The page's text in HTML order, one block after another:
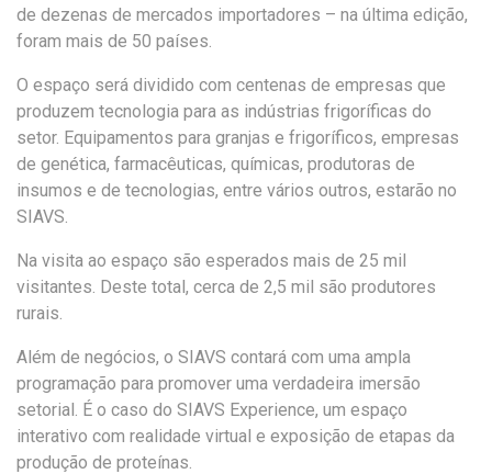
de dezenas de mercados importadores – na última edição,
foram mais de 50 países.
O espaço será dividido com centenas de empresas que
produzem tecnologia para as indústrias frigoríficas do
setor. Equipamentos para granjas e frigoríficos, empresas
de genética, farmacêuticas, químicas, produtoras de
insumos e de tecnologias, entre vários outros, estarão no
SIAVS.
Na visita ao espaço são esperados mais de 25 mil
visitantes. Deste total, cerca de 2,5 mil são produtores
rurais.
Além de negócios, o SIAVS contará com uma ampla
programação para promover uma verdadeira imersão
setorial. É o caso do SIAVS Experience, um espaço
interativo com realidade virtual e exposição de etapas da
produção de proteínas.